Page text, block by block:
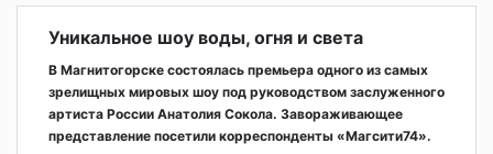
Уникальное шоу воды, огня и света
В Магнитогорске состоялась премьера одного из самых
зрелищных мировых шоу под руководством заслуженного
артиста России Анатолия Сокола. Завораживающее
представление посетили корреспонденты «Магсити74».